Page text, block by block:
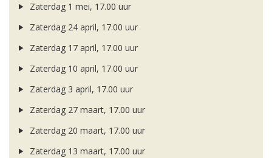
Zaterdag 1 mei, 17.00 uur
Zaterdag 24 april, 17.00 uur
Zaterdag 17 april, 17.00 uur
Zaterdag 10 april, 17.00 uur
Zaterdag 3 april, 17.00 uur
Zaterdag 27 maart, 17.00 uur
Zaterdag 20 maart, 17.00 uur
Zaterdag 13 maart, 17.00 uur